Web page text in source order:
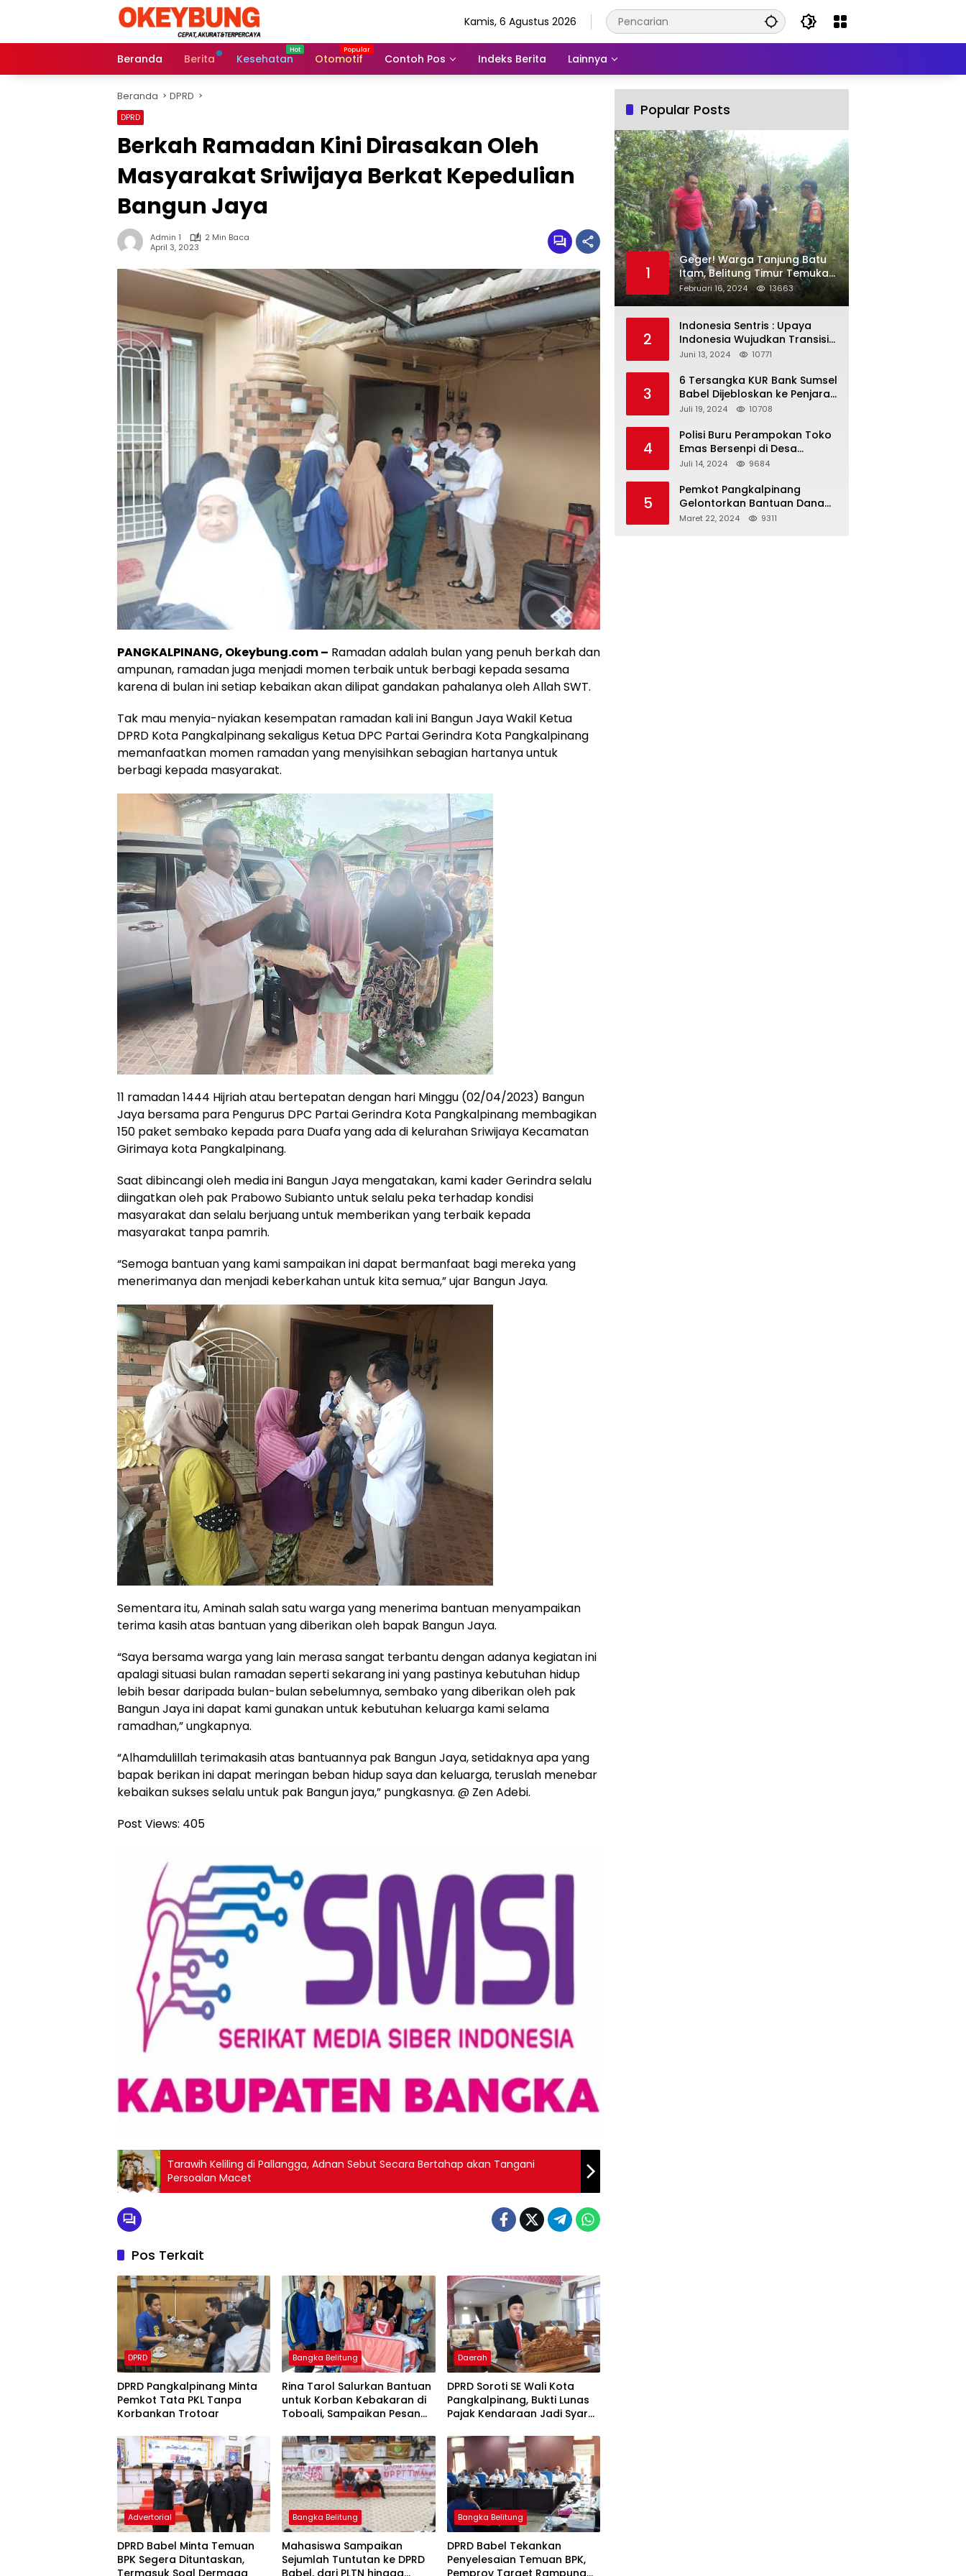
Kamis, 6 Agustus 2026
Beranda Berita Kesehatan Otomotif Contoh Pos Indeks Berita Lainnya
Beranda DPRD
DPRD
Berkah Ramadan Kini Dirasakan Oleh
Masyarakat Sriwijaya Berkat Kepedulian
Bangun Jaya
Admin 1
2 Min Baca
April 3, 2023
PANGKALPINANG, Okeybung.com – Ramadan adalah bulan yang penuh berkah dan
ampunan, ramadan juga menjadi momen terbaik untuk berbagi kepada sesama
karena di bulan ini setiap kebaikan akan dilipat gandakan pahalanya oleh Allah SWT.
Tak mau menyia-nyiakan kesempatan ramadan kali ini Bangun Jaya Wakil Ketua
DPRD Kota Pangkalpinang sekaligus Ketua DPC Partai Gerindra Kota Pangkalpinang
memanfaatkan momen ramadan yang menyisihkan sebagian hartanya untuk
berbagi kepada masyarakat.
11 ramadan 1444 Hijriah atau bertepatan dengan hari Minggu (02/04/2023) Bangun
Jaya bersama para Pengurus DPC Partai Gerindra Kota Pangkalpinang membagikan
150 paket sembako kepada para Duafa yang ada di kelurahan Sriwijaya Kecamatan
Girimaya kota Pangkalpinang.
Saat dibincangi oleh media ini Bangun Jaya mengatakan, kami kader Gerindra selalu
diingatkan oleh pak Prabowo Subianto untuk selalu peka terhadap kondisi
masyarakat dan selalu berjuang untuk memberikan yang terbaik kepada
masyarakat tanpa pamrih.
“Semoga bantuan yang kami sampaikan ini dapat bermanfaat bagi mereka yang
menerimanya dan menjadi keberkahan untuk kita semua,” ujar Bangun Jaya.
Sementara itu, Aminah salah satu warga yang menerima bantuan menyampaikan
terima kasih atas bantuan yang diberikan oleh bapak Bangun Jaya.
“Saya bersama warga yang lain merasa sangat terbantu dengan adanya kegiatan ini
apalagi situasi bulan ramadan seperti sekarang ini yang pastinya kebutuhan hidup
lebih besar daripada bulan-bulan sebelumnya, sembako yang diberikan oleh pak
Bangun Jaya ini dapat kami gunakan untuk kebutuhan keluarga kami selama
ramadhan,” ungkapnya.
“Alhamdulillah terimakasih atas bantuannya pak Bangun Jaya, setidaknya apa yang
bapak berikan ini dapat meringan beban hidup saya dan keluarga, teruslah menebar
kebaikan sukses selalu untuk pak Bangun jaya,” pungkasnya. @ Zen Adebi.
Post Views: 405
Tarawih Keliling di Pallangga, Adnan Sebut Secara Bertahap akan Tangani
Persoalan Macet
Pos Terkait
DPRD
DPRD Pangkalpinang Minta
Pemkot Tata PKL Tanpa
Korbankan Trotoar
Bangka Belitung
Rina Tarol Salurkan Bantuan
untuk Korban Kebakaran di
Toboali, Sampaikan Pesan
Daerah
DPRD Soroti SE Wali Kota
Pangkalpinang, Bukti Lunas
Pajak Kendaraan Jadi Syarat
Advertorial
DPRD Babel Minta Temuan
BPK Segera Dituntaskan,
Termasuk Soal Dermaga
Bangka Belitung
Mahasiswa Sampaikan
Sejumlah Tuntutan ke DPRD
Babel, dari PLTN hingga
Bangka Belitung
DPRD Babel Tekankan
Penyelesaian Temuan BPK,
Pemprov Target Rampung
Popular Posts
1
Geger! Warga Tanjung Batu
Itam, Belitung Timur Temukan
Mayat Pria Tergantung di
Pohon
Februari 16, 2024 13663
2
Indonesia Sentris : Upaya
Indonesia Wujudkan Transisi
dan Ketahanan Energi yang
Juni 13, 2024 10771
3
6 Tersangka KUR Bank Sumsel
Babel Dijebloskan ke Penjara,
Dirut PT. HKL Yandi Mangkir
Juli 19, 2024 10708
4
Polisi Buru Perampokan Toko
Emas Bersenpi di Desa
Payung
Juli 14, 2024 9684
5
Pemkot Pangkalpinang
Gelontorkan Bantuan Dana
Hibah Rp 200 Juta Untuk
Maret 22, 2024 9311